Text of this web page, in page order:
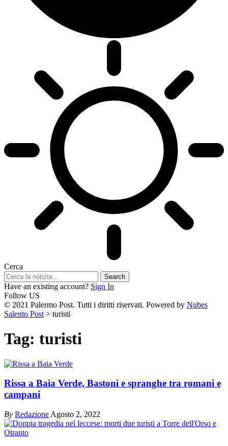
Cerca
Have an existing account? Sign In
Follow US
© 2021 Palermo Post. Tutti i diritti riservati. Powered by Nubes
Salento Post > turisti
Tag: turisti
Rissa a Baia Verde, Bastoni e spranghe tra romani e
campani
By Redazione Agosto 2, 2022